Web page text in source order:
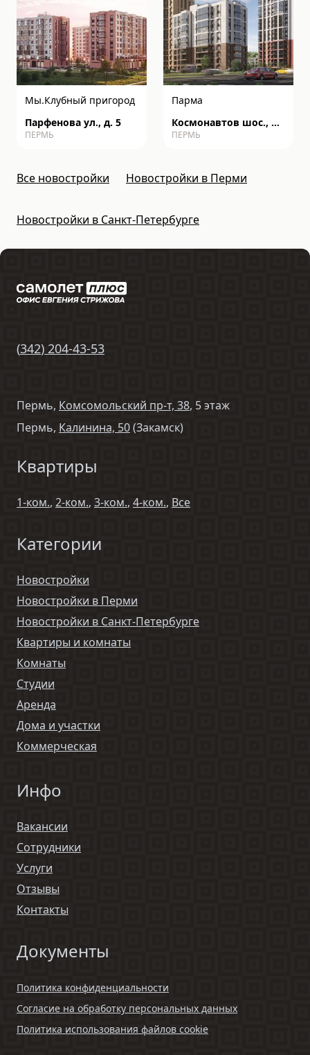
Мы.Клубный пригород
Парфенова ул., д. 5
ПЕРМЬ
Парма
Космонавтов шос., д.
162к
ПЕРМЬ
Все новостройки Новостройки в Перми
Новостройки в Санкт-Петербурге
(342) 204-43-53
Пермь, Комсомольский пр-т, 38, 5 этаж
Пермь, Калинина, 50(Закамск)
Квартиры
1-ком., 2-ком., 3-ком., 4-ком., Все
Категории
Новостройки
Новостройки в Перми
Новостройки в Санкт-Петербурге
Квартиры и комнаты
Комнаты
Студии
Аренда
Дома и участки
Коммерческая
Инфо
Вакансии
Сотрудники
Услуги
Отзывы
Контакты
Документы
Политика конфиденциальности
Согласие на обработку персональных данных
Политика использования файлов cookie